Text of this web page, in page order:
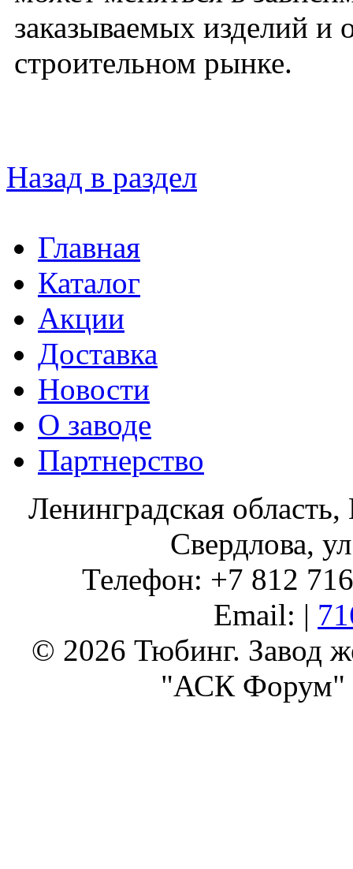
заказываемых изделий и
строительном рынке.
Назад в раздел
Главная
Каталог
Акции
Доставка
Новости
О заводе
Партнерство
Ленинградская
Свердлова,
Телефон: +7 812
Email: |
© 2026 Тюбинг. Завод
"АСК Форум"